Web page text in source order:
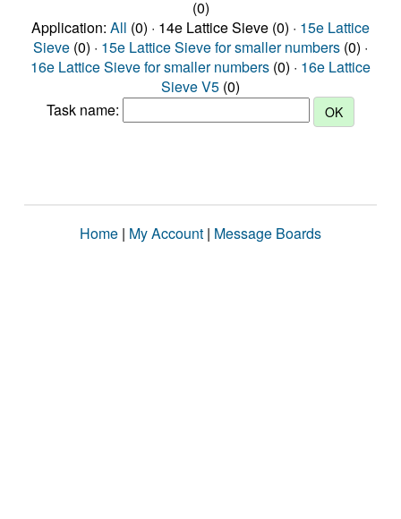
(0)
Application: All (0) · 14e Lattice Sieve (0) · 15e Lattice
Sieve (0) · 15e Lattice Sieve for smaller numbers (0) ·
16e Lattice Sieve for smaller numbers (0) · 16e Lattice
Sieve V5 (0)
Task name:
Home | My Account | Message Boards